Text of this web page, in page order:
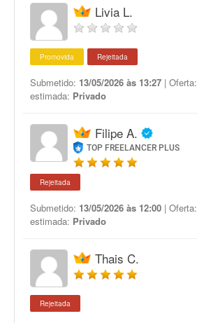
Livia L.
Promovida Rejeitada
Submetido: 13/05/2026 às 13:27 | Oferta:
estimada: Privado
Filipe A.
TOP FREELANCER PLUS
Rejeitada
Submetido: 13/05/2026 às 12:00 | Oferta:
estimada: Privado
Thais C.
Rejeitada